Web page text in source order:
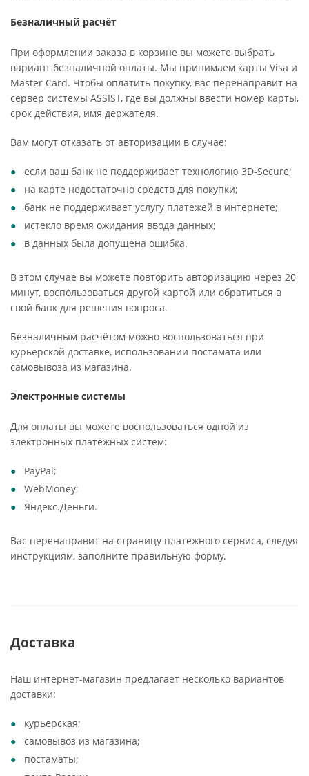
Безналичный расчёт
При оформлении заказа в корзине вы можете выбрать
вариант безналичной оплаты. Мы принимаем карты Visa и
Master Card. Чтобы оплатить покупку, вас перенаправит на
сервер системы ASSIST, где вы должны ввести номер карты,
срок действия, имя держателя.
Вам могут отказать от авторизации в случае:
если ваш банк не поддерживает технологию 3D-Secure;
на карте недостаточно средств для покупки;
банк не поддерживает услугу платежей в интернете;
истекло время ожидания ввода данных;
в данных была допущена ошибка.
В этом случае вы можете повторить авторизацию через 20
минут, воспользоваться другой картой или обратиться в
свой банк для решения вопроса.
Безналичным расчётом можно воспользоваться при
курьерской доставке, использовании постамата или
самовывоза из магазина.
Электронные системы
Для оплаты вы можете воспользоваться одной из
электронных платёжных систем:
PayPal;
WebMoney;
Яндекс.Деньги.
Вас перенаправит на страницу платежного сервиса, следуя
инструкциям, заполните правильную форму.
Доставка
Наш интернет-магазин предлагает несколько вариантов
доставки:
курьерская;
самовывоз из магазина;
постаматы;